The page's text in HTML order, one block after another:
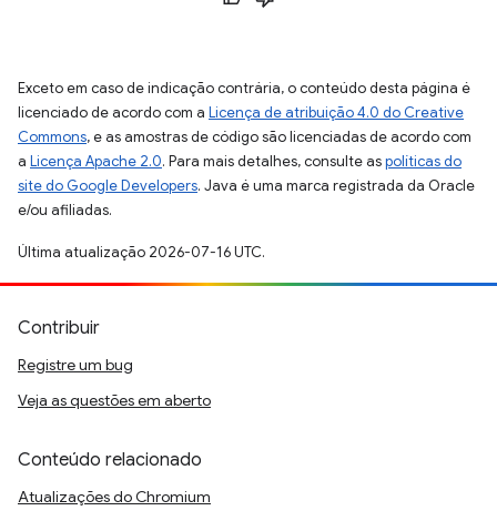
Exceto em caso de indicação contrária, o conteúdo desta página é
licenciado de acordo com a Licença de atribuição 4.0 do Creative
Commons, e as amostras de código são licenciadas de acordo com
a Licença Apache 2.0. Para mais detalhes, consulte aspolíticas do
site do Google Developers. Java é uma marca registrada da Oracle
e/ou afiliadas.
Última atualização 2026-07-16 UTC.
Contribuir
Registre um bug
Veja as questões em aberto
Conteúdo relacionado
Atualizações do Chromium